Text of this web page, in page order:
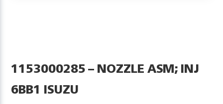
1153000285 – NOZZLE ASM; INJ
6BB1 ISUZU